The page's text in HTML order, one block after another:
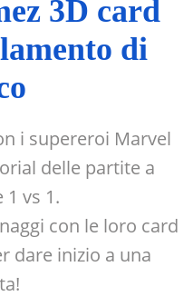
3D card
di
i supereroi Marvel
delle partite a
1 vs 1.
con le loro card
dare inizio a una